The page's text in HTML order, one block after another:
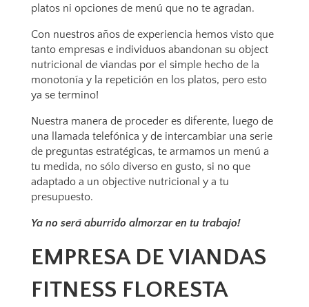
platos ni opciones de menú que no te agradan.
Con nuestros años de experiencia hemos visto que
tanto empresas e individuos abandonan su object
nutricional de viandas por el simple hecho de la
monotonía y la repetición en los platos, pero esto
ya se termino!
Nuestra manera de proceder es diferente, luego de
una llamada telefónica y de intercambiar una serie
de preguntas estratégicas, te armamos un menú a
tu medida, no sólo diverso en gusto, si no que
adaptado a un objective nutricional y a tu
presupuesto.
Ya no será aburrido almorzar en tu trabajo!
EMPRESA DE VIANDAS
FITNESS FLORESTA